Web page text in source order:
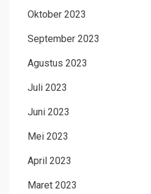
Oktober 2023
September 2023
Agustus 2023
Juli 2023
Juni 2023
Mei 2023
April 2023
Maret 2023